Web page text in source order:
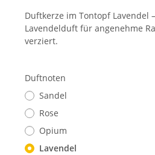
Duftkerze im Tontopf
Lavendelduft für angenehme
verziert.
Duftnoten
Sandel
Rose
Opium
Lavendel